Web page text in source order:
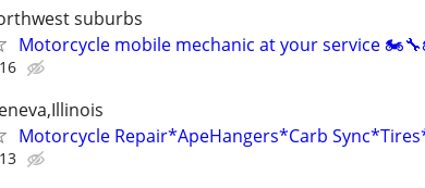
suburbs
Motorcycle mobile mechanic at your service
Motorcycle Repair*ApeHangers*Carb